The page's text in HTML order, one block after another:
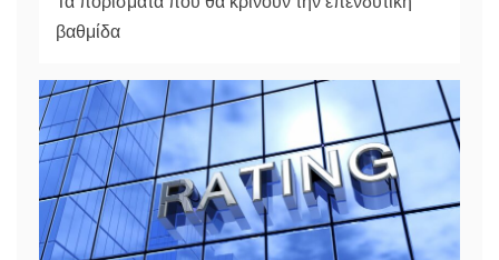
βαθμίδα